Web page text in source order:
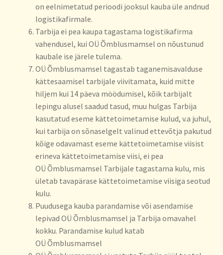
on eelnimetatud perioodi jooksul kauba üle andnud
logistikafirmale.
Tarbija ei pea kaupa tagastama logistikafirma
vahendusel, kui OÜ Õmblusmamsel on nõustunud
kaubale ise järele tulema.
OÜ Õmblusmamsel tagastab taganemisavalduse
kättesaamisel tarbijale viivitamata, kuid mitte
hiljem kui 14 päeva möödumisel, kõik tarbijalt
lepingu alusel saadud tasud, muu hulgas Tarbija
kasutatud eseme kättetoimetamise kulud, v.a juhul,
kui tarbija on sõnaselgelt valinud ettevõtja pakutud
kõige odavamast eseme kättetoimetamise viisist
erineva kättetoimetamise viisi, ei pea
OÜ Õmblusmamsel Tarbijale tagastama kulu, mis
ületab tavapärase kättetoimetamise viisiga seotud
kulu.
Puudusega kauba parandamise või asendamise
lepivad OÜ Õmblusmamsel ja Tarbija omavahel
kokku. Parandamise kulud katab
OÜ Õmblusmamsel